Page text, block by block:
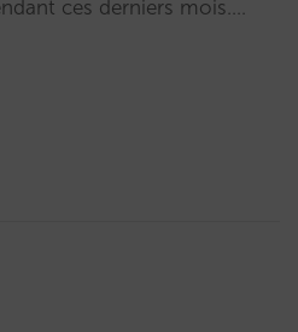
ces derniers mois.…